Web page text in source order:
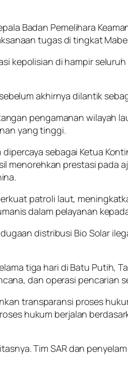
Badan Pemelihara
tugas di tingkat
kepolisian di hampir
akhirnya dilantik
pengamanan wilayah
yang tinggi.
sebagai Ketua
menorehkan prestasi pada
patroli laut,
dalam pelayanan
distribusi Bio Solar
tiga hari di Batu Putih,
dan operasi pencarian
transparansi proses
hukum berjalan
Tim SAR dan